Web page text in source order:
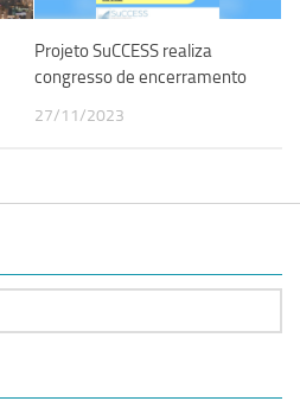
Projeto SuCCESS realiza
congresso de encerramento
27/11/2023